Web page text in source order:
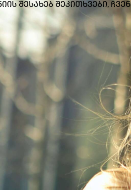
შესახებ შეკითხვები, ჩვენ